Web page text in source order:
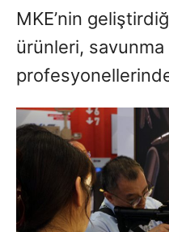
MKE’nin
ürünleri, savunma